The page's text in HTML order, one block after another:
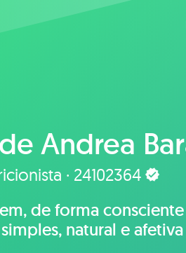
Andrea
· 24102364
de forma
natural e afetiva